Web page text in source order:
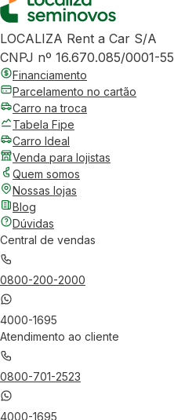
LOCALIZA Rent a Car S/A
CNPJ nº 16.670.085/0001-55
Financiamento
Parcelamento no cartão
Carro na troca
Tabela Fipe
Carro Ideal
Venda para lojistas
Quem somos
Nossas lojas
Blog
Dúvidas
Central de vendas
0800-200-2000
4000-1695
Atendimento ao cliente
0800-701-2523
4000-1695